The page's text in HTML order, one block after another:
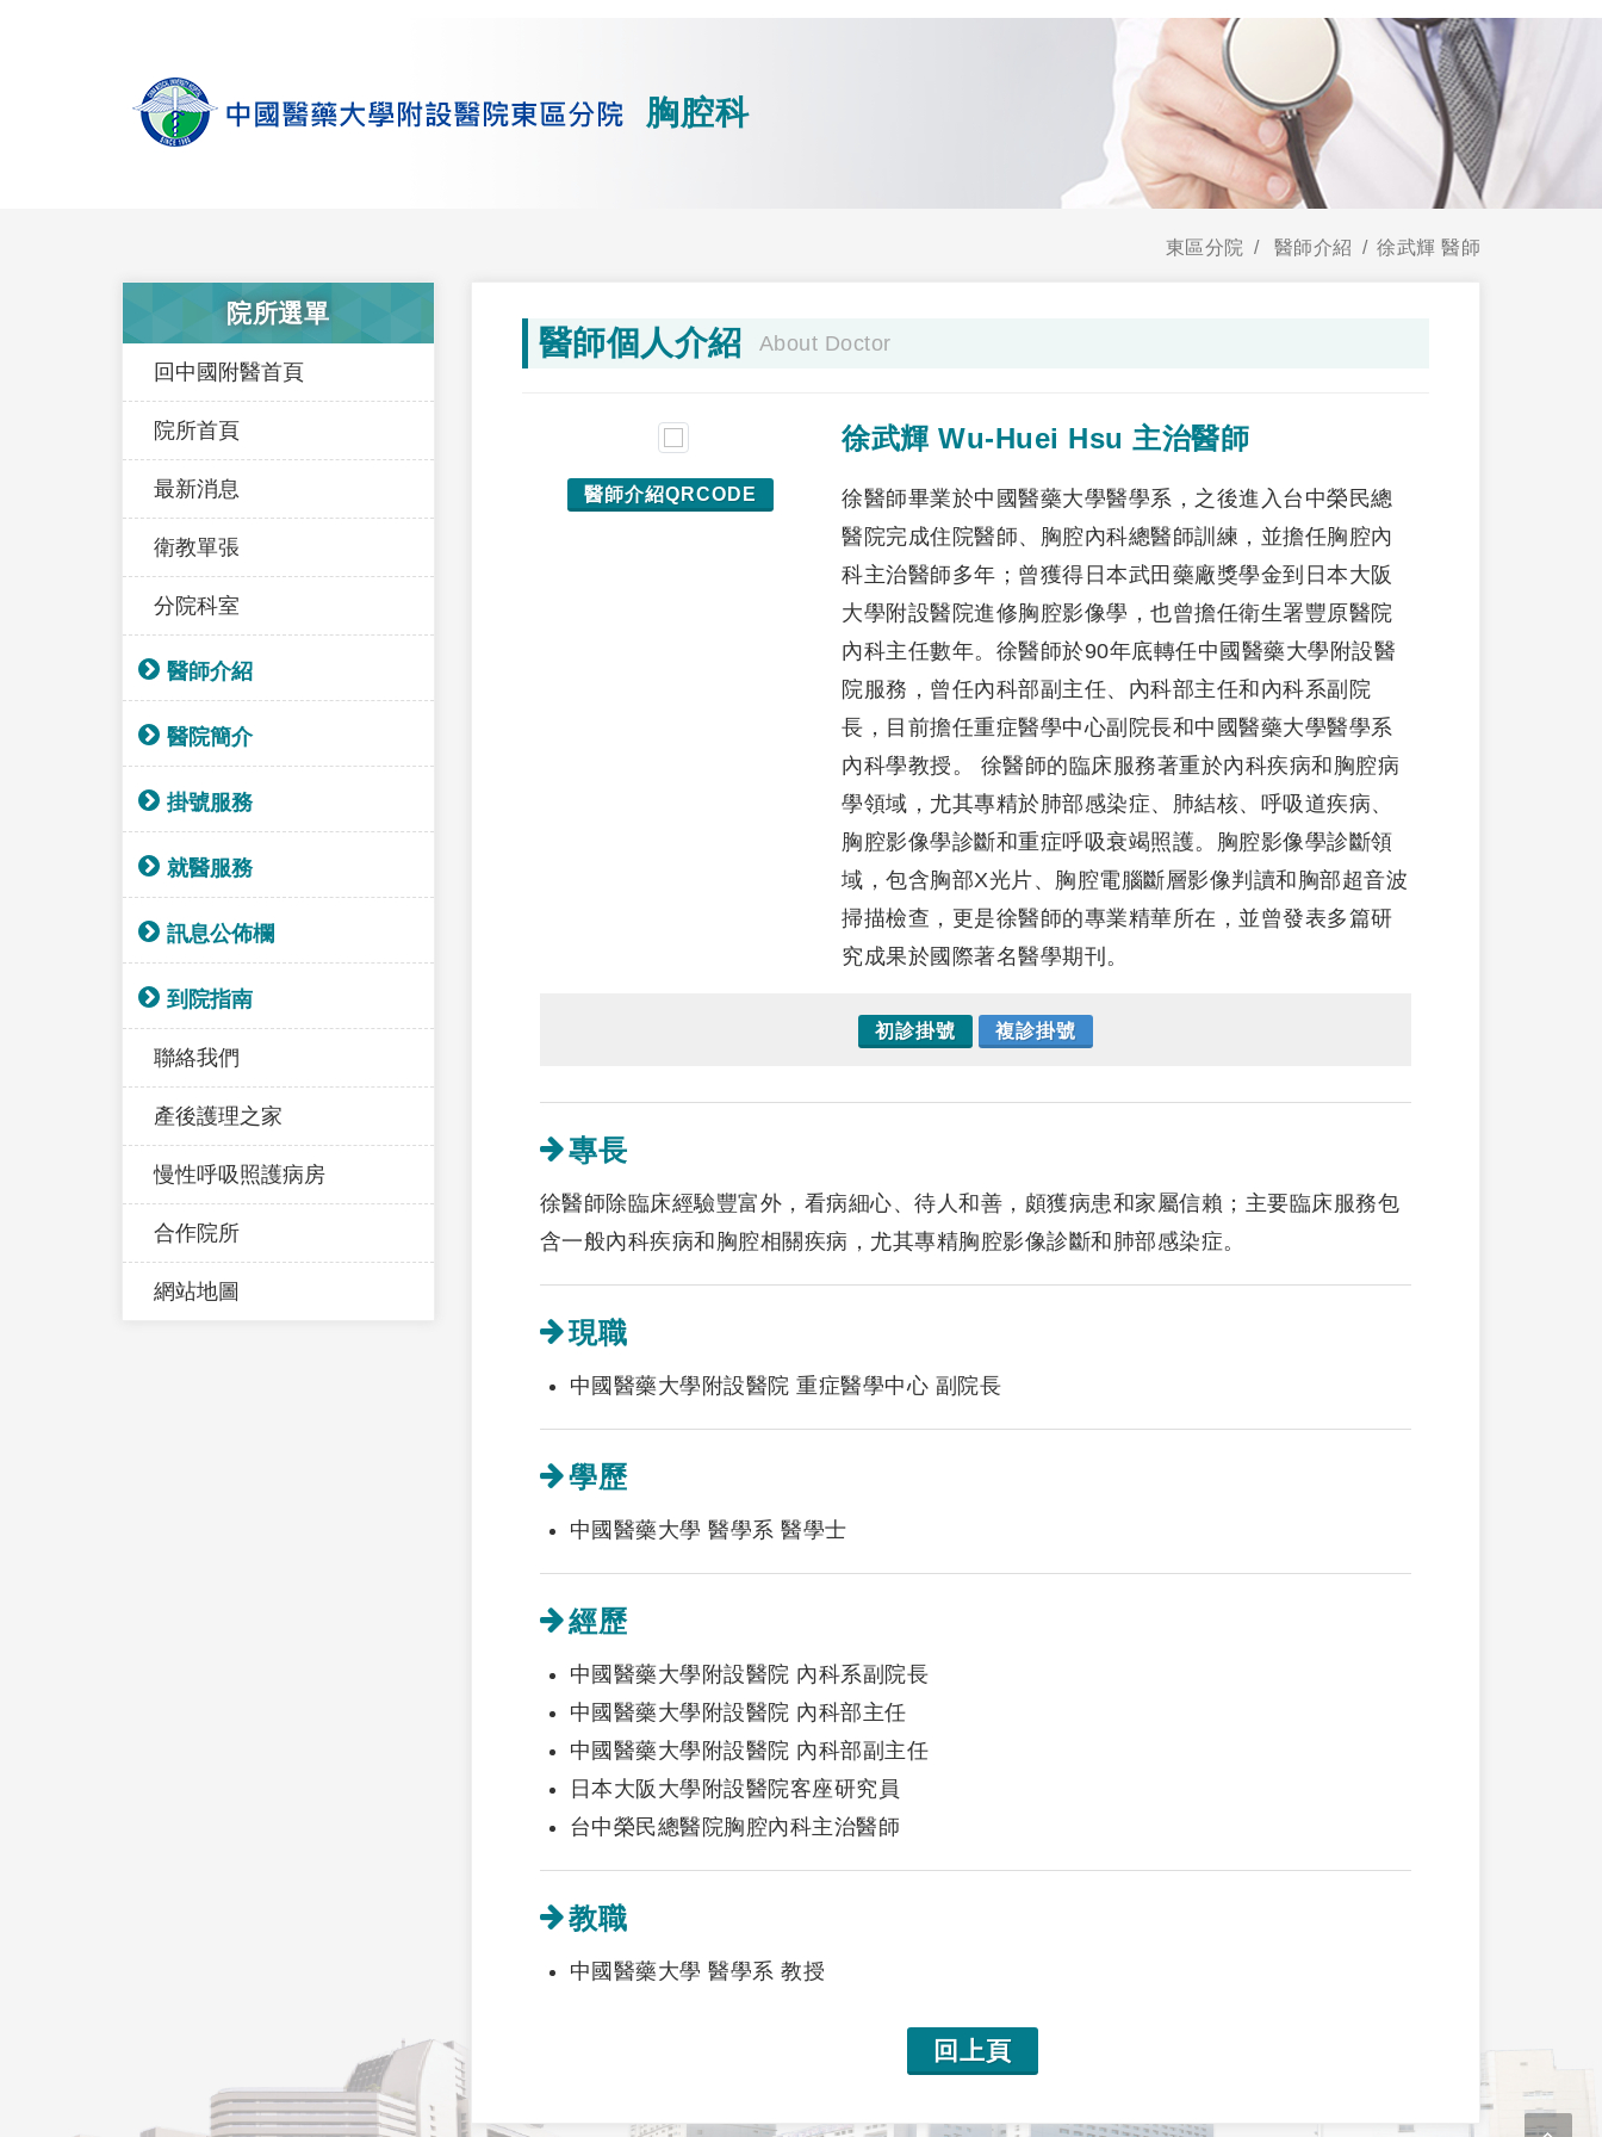
胸腔科
東區分院 醫師介紹 徐武輝 醫師
院所選單
回中國附醫首頁
院所首頁
最新消息
衛教單張
分院科室
醫師介紹
醫院簡介
掛號服務
就醫服務
訊息公佈欄
到院指南
聯絡我們
產後護理之家
慢性呼吸照護病房
合作院所
網站地圖
醫師個人介紹 About Doctor
醫師介紹QRCODE
徐武輝 Wu-Huei Hsu 主治醫師
徐醫師畢業於中國醫藥大學醫學系，之後進入台中榮民總
醫院完成住院醫師、胸腔內科總醫師訓練，並擔任胸腔內
科主治醫師多年；曾獲得日本武田藥廠獎學金到日本大阪
大學附設醫院進修胸腔影像學，也曾擔任衛生署豐原醫院
內科主任數年。徐醫師於90年底轉任中國醫藥大學附設醫
院服務，曾任內科部副主任、內科部主任和內科系副院
長，目前擔任重症醫學中心副院長和中國醫藥大學醫學系
內科學教授。 徐醫師的臨床服務著重於內科疾病和胸腔病
學領域，尤其專精於肺部感染症、肺結核、呼吸道疾病、
胸腔影像學診斷和重症呼吸衰竭照護。胸腔影像學診斷領
域，包含胸部X光片、胸腔電腦斷層影像判讀和胸部超音波
掃描檢查，更是徐醫師的專業精華所在，並曾發表多篇研
究成果於國際著名醫學期刊。
初診掛號 複診掛號
專長
徐醫師除臨床經驗豐富外，看病細心、待人和善，頗獲病患和家屬信賴；主要臨床服務包
含一般內科疾病和胸腔相關疾病，尤其專精胸腔影像診斷和肺部感染症。
現職
中國醫藥大學附設醫院 重症醫學中心 副院長
學歷
中國醫藥大學 醫學系 醫學士
經歷
中國醫藥大學附設醫院 內科系副院長
中國醫藥大學附設醫院 內科部主任
中國醫藥大學附設醫院 內科部副主任
日本大阪大學附設醫院客座研究員
台中榮民總醫院胸腔內科主治醫師
教職
中國醫藥大學 醫學系 教授
回上頁